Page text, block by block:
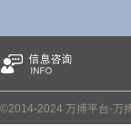
©2014-2024 万搏平台-万